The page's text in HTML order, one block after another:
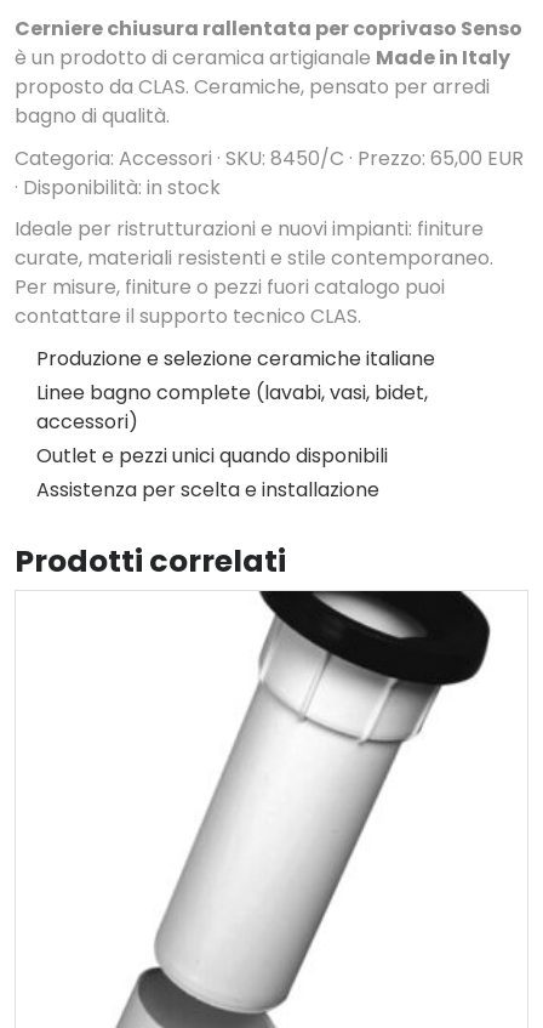
Cerniere chiusura rallentata per coprivaso Senso
è un prodotto di ceramica artigianale Made in Italy
proposto da CLAS. Ceramiche, pensato per arredi
bagno di qualità.
Categoria: Accessori · SKU: 8450/C · Prezzo: 65,00 EUR
· Disponibilità: in stock
Ideale per ristrutturazioni e nuovi impianti: finiture
curate, materiali resistenti e stile contemporaneo.
Per misure, finiture o pezzi fuori catalogo puoi
contattare il supporto tecnico CLAS.
Produzione e selezione ceramiche italiane
Linee bagno complete (lavabi, vasi, bidet,
accessori)
Outlet e pezzi unici quando disponibili
Assistenza per scelta e installazione
Prodotti correlati